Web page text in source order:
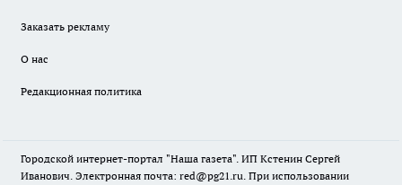
Заказать рекламу
О нас
Редакционная политика
Городской интернет-портал "Наша газета". ИП Кстенин Сергей
Иванович. Электронная почта: red@pg21.ru. При использовании